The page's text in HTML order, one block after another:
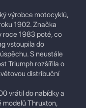
výrobce motocyklů,
1902. Značka
roce 1983 poté, co
vstoupila do
S neustále
Triumph rozšířila o
distribuční
vrátil do nabídky a
modelů Thruxton,